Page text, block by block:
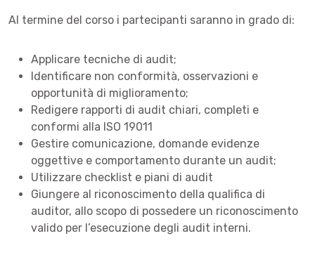
Al termine del corso i partecipanti saranno in grado di:
Applicare tecniche di audit;
Identificare non conformità, osservazioni e
opportunità di miglioramento;
Redigere rapporti di audit chiari, completi e
conformi alla ISO 19011
Gestire comunicazione, domande evidenze
oggettive e comportamento durante un audit;
Utilizzare checklist e piani di audit
Giungere al riconoscimento della qualifica di
auditor, allo scopo di possedere un riconoscimento
valido per l’esecuzione degli audit interni.